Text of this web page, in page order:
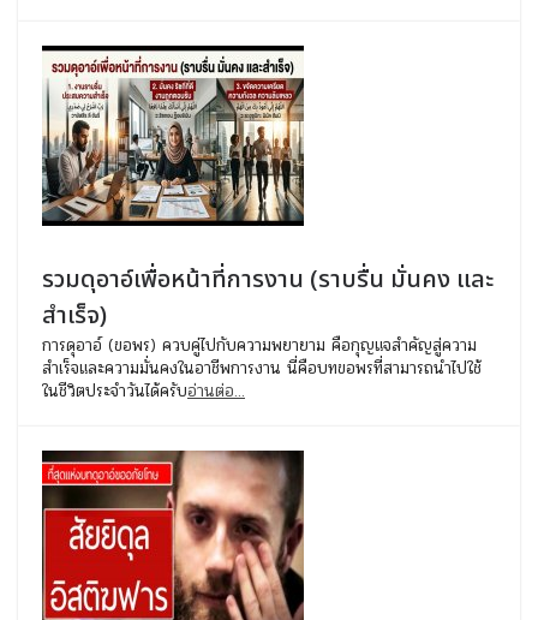
รวมดุอาอ์เพื่อหน้าที่การงาน (ราบรื่น มั่นคง และ
สำเร็จ)
การดุอาอ์ (ขอพร) ควบคู่ไปกับความพยายาม คือกุญแจสำคัญสู่ความ
สำเร็จและความมั่นคงในอาชีพการงาน นี่คือบทขอพรที่สามารถนำไปใช้
ในชีวิตประจำวันได้ครับอ่านต่อ...